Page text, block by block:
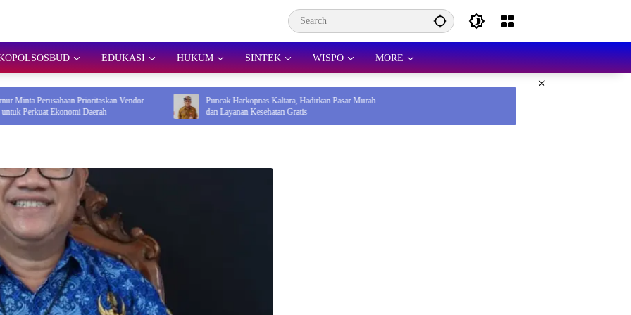
EDUKASI HUKUM SINTEK WISPO MORE
×
Prioritaskan Vendor
Daerah
Puncak Harkopnas Kaltara, Hadirkan Pasar Murah
dan Layanan Kesehatan Gratis